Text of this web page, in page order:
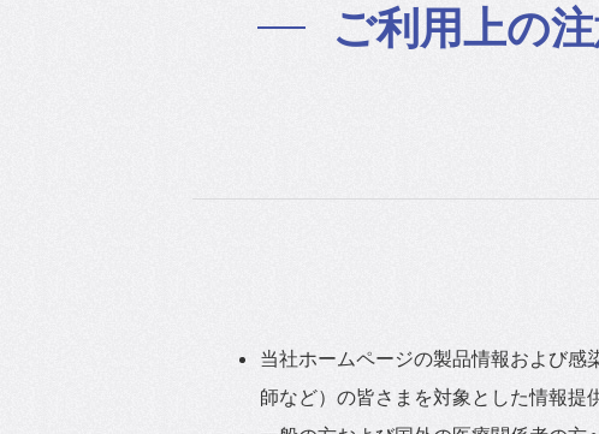
ご利用上の
当社ホームページの製品情報および
師など）の皆さまを対象とした情報提